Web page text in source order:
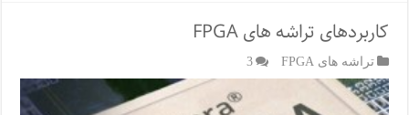
کاربردهای تراشه های FPGA
تراشه های FPGA 3